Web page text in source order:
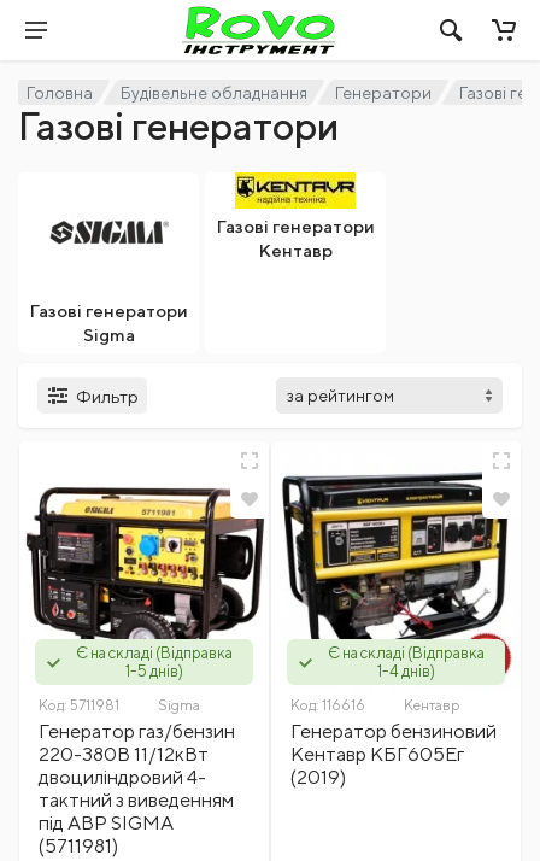
Головна Будівельне обладнання Генератори Газові
Газові генератори
Газові генератори
Sigma
Газові генератори
Кентавр
Фильтр
Є на складі (Відправка
1-5 днів)
Код: 5711981 Sigma
Генератор газ/бензин
220-380В 11/12кВт
двоциліндровий 4-
тактний з виведенням
під АВР SIGMA
(5711981)
Є на складі (Відправка
1-4 днів)
Код: 116616 Кентавр
Генератор бензиновий
Кентавр КБГ605Ег
(2019)